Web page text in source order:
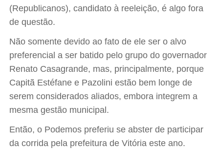
(Republicanos), candidato à reeleição, é algo fora
de questão.
Não somente devido ao fato de ele ser o alvo
preferencial a ser batido pelo grupo do governador
Renato Casagrande, mas, principalmente, porque
Capitã Estéfane e Pazolini estão bem longe de
serem considerados aliados, embora integrem a
mesma gestão municipal.
Então, o Podemos preferiu se abster de participar
da corrida pela prefeitura de Vitória este ano.